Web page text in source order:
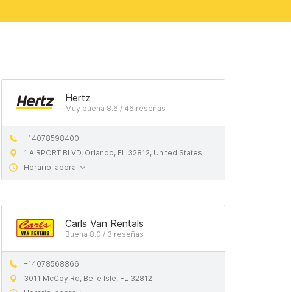
Hertz
Muy buena 8.6 / 46 reseñas
+14078598400
1 AIRPORT BLVD, Orlando, FL 32812, United States
Horario laboral
Carls Van Rentals
Buena 8.0 / 3 reseñas
+14078568866
3011 McCoy Rd, Belle Isle, FL 32812